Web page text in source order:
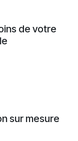
de votre
sur mesure